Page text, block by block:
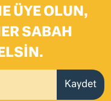
ÜYE OLUN,
SABAH
Kaydet